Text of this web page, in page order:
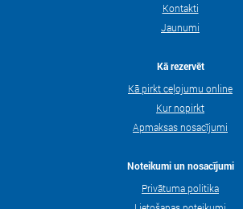
Kontakti
Jaunumi
Kā rezervēt
Kā pirkt ceļojumu online
Kur nopirkt
Apmaksas nosacījumi
Noteikumi un nosacījumi
Privātuma politika